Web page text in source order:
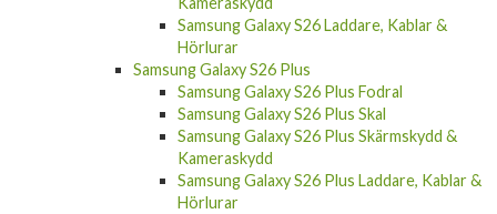
Hörlurar
Samsung Galaxy S26 Plus
Samsung Galaxy S26 Plus Fodral
Samsung Galaxy S26 Plus Skal
Samsung Galaxy S26 Plus Skärmskydd &
Kameraskydd
Samsung Galaxy S26 Plus Laddare, Kablar &
Hörlurar
Samsung Galaxy S26 Ultra